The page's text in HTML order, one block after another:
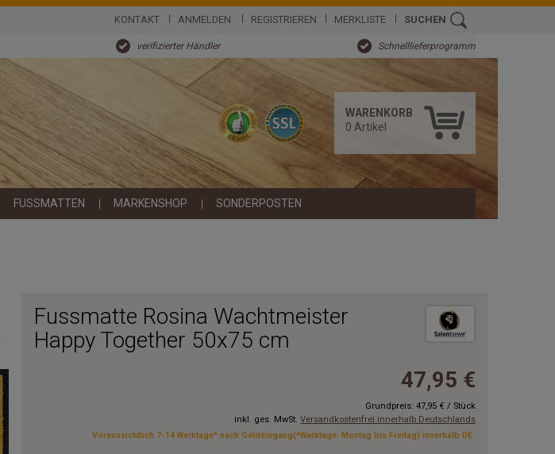
KONTAKT ANMELDEN REGISTRIEREN MERKLISTE SUCHEN
verifizierter Händler Schnelllieferprogramm
WARENKORB
0 Artikel
FUSSMATTEN MARKENSHOP SONDERPOSTEN
Fussmatte Rosina Wachtmeister
Happy Together 50x75 cm
47,95 €
Grundpreis: 47,95 € / Stück
inkl. ges. MwSt. Versandkostenfrei innerhalb Deutschlands
Voraussichtlich 7-14 Werktage* nach Geldeingang(*Werktage: Montag bis Freitag) innerhalb DE